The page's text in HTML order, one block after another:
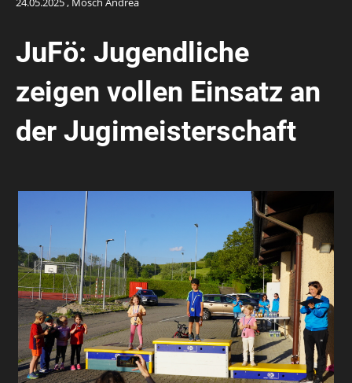
JuFö: Jugendliche
zeigen vollen Einsatz an
der Jugimeisterschaft